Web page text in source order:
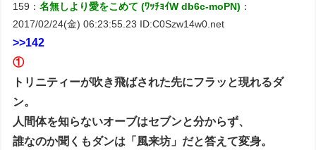
159：名無しより愛をこめて (ﾜｯﾁｮｲW db6c-moPN) ：
2017/02/24(金) 06:23:55.23 ID:C0Szw14w0.net
>>142
①
トリニティーが吹き飛ばされた先にフラッと現れるダ
ン。
人間体を知らないオーブはセブンと分からず、
誰なのか聞くもダンは「風来坊」だと答えて変身。